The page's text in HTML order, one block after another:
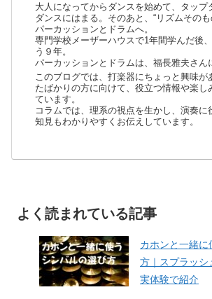
大人になってからダンスを始めて、タップ
ダンスにはまる。そのあと、“リズムそのも
パーカッションとドラムへ。
専門学校メーザーハウスで1年間学んだ後
う９年。
パーカッションとドラムは、福長雅夫さん
このブログでは、打楽器にちょっと興味が
たばかりの方に向けて、役立つ情報や楽し
ています。
コラムでは、理系の視点を生かし、演奏に
知見もわかりやすくお伝えしています。
よく読まれている記事
カホンと一緒
方｜スプラッシ
実体験で紹介